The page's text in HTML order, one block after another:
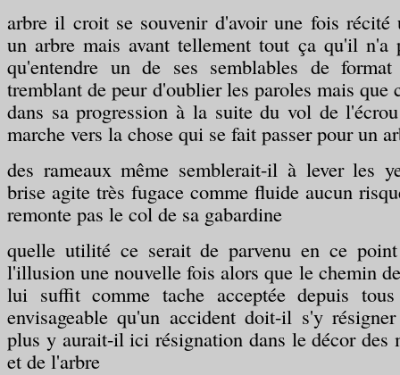
arbre il croit se souvenir d'avoir une fois récité
un arbre mais avant tellement tout ça qu'il n'a
qu'entendre un de ses semblables de
tremblant de peur d'oublier les paroles mais que
dans sa progression à la suite du vol de
marche vers la chose qui se fait passer pour un
des rameaux même semblerait-il à lever les
brise agite très fugace comme fluide aucun
remonte pas le col de sa gabardine
quelle utilité ce serait de parvenu en ce
l'illusion une nouvelle fois alors que le chemin
lui suffit comme tache acceptée depuis
envisageable qu'un accident doit-il s'y
plus y aurait-il ici résignation dans le décor des
et de l'arbre